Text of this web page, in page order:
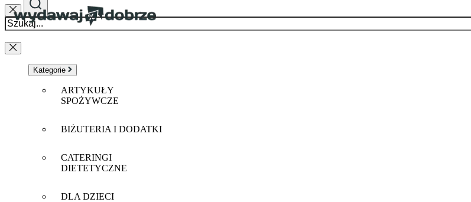
Kategorie
ARTYKUŁY
SPOŻYWCZE
BIŻUTERIA I DODATKI
CATERINGI
DIETETYCZNE
DLA DZIECI